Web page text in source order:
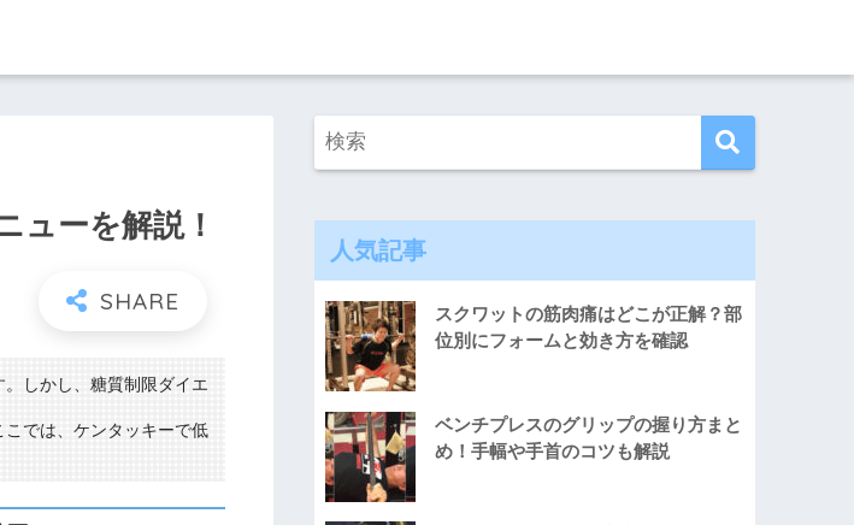
ューを解説！
しかし、糖質制限ダイエ
では、ケンタッキーで低
人気記事
スクワットの筋肉痛はどこが正解？部
位別にフォームと効き方を確認
ベンチプレスのグリップの握り方まと
め！手幅や手首のコツも解説